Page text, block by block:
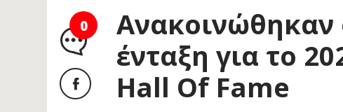
0
Ανακοινώθηκαν
ένταξη για το
Hall Of Fame